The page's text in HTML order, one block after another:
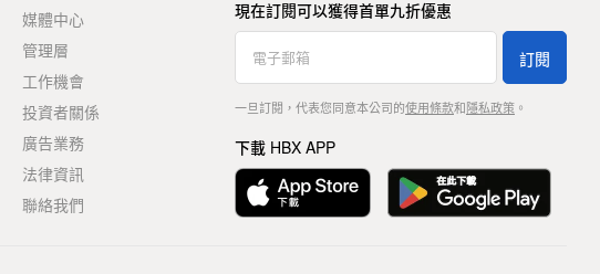
媒體中心
管理層
工作機會
投資者關係
廣告業務
法律資訊
聯絡我們
現在訂閱可以獲得首單九折優惠
訂閱
一旦訂閱，代表您同意本公司的使用條款和隱私政策。
下載 HBX APP